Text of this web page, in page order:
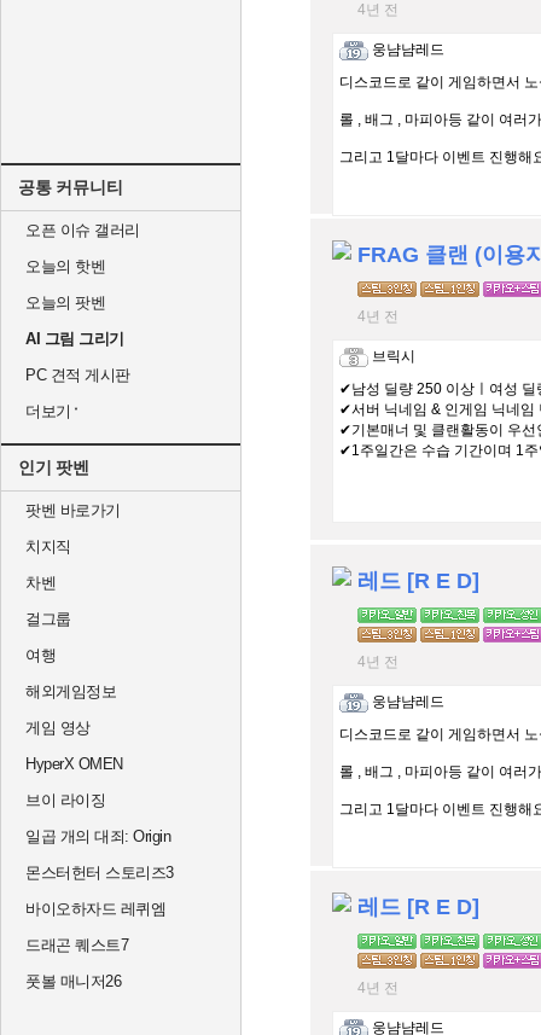
공통 커뮤니티
오픈 이슈 갤러리
오늘의 핫벤
오늘의 팟벤
AI 그림 그리기
PC 견적 게시판
더보기
인기 팟벤
팟벤 바로가기
치지직
차벤
걸그룹
여행
해외게임정보
게임 영상
HyperX OMEN
브이 라이징
일곱 개의 대죄: Origin
몬스터헌터 스토리즈3
바이오하자드 레퀴엠
드래곤 퀘스트7
풋볼 매니저26
4년 전
웅냠냠레드
디스코드로 같이 게임하면서
롤 , 배그 , 마피아등 같이 여러
그리고 1달마다 이벤트 진행해
FRAG 클랜 (이용
4년 전
브릭시
✔남성 딜량 250 이상ㅣ여성 딜
✔서버 닉네임 & 인게임 닉네임
✔기본매너 및 클랜활동이 우선
✔1주일간은 수습 기간이며 1
레드 [R E D]
4년 전
웅냠냠레드
디스코드로 같이 게임하면서
롤 , 배그 , 마피아등 같이 여러
그리고 1달마다 이벤트 진행해
레드 [R E D]
4년 전
웅냠냠레드